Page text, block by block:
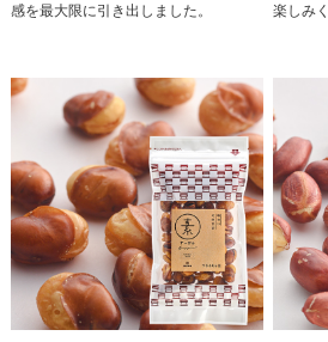
感を最大限に引き出しました。
楽しみ